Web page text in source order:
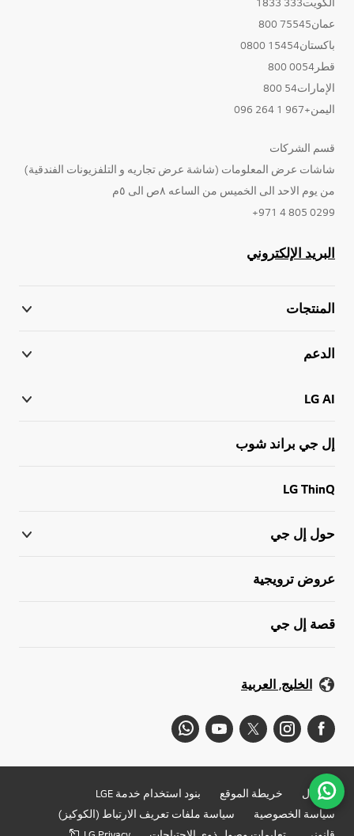
عمان75545 800
باكستان15454 0800
قطر0054 800
الإمارات54 800
اليمن+967 1 264 096
قسم الشركات
شاشات عرض المعلومات (شاشة عرض تجاريه و التلفزيونات الفندقية)
من يوم الاحد الى الخميس من الساعه ٨ص الى ٥م
0299 805 4 971+
البريد الإلكتروني
المنتجات
الدعم
LG AI
إل جي براند شوب
LG ThinQ
حول إل جي
عروض ترويجية
قصة إل جي
الخليج, العربية
للأعمال خريطة الموقع
بنود استخدام خدمة LGE
سياسة الخصوصية
سياسة ملفات تعريف الارتباط (الكوكيز)